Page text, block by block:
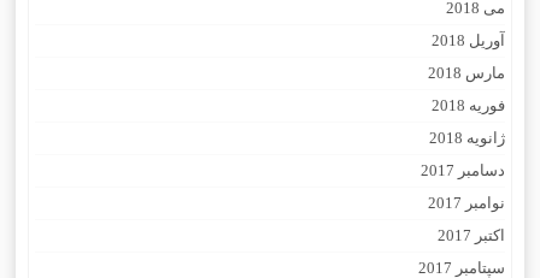
می 2018
آوریل 2018
مارس 2018
فوریه 2018
ژانویه 2018
دسامبر 2017
نوامبر 2017
اکتبر 2017
سپتامبر 2017